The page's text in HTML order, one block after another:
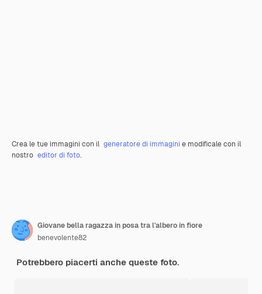
Crea le tue immagini con il generatore di immagini e modificale con il
nostro editor di foto.
Giovane bella ragazza in posa tra l'albero in fiore
benevolente82
Potrebbero piacerti anche queste foto.